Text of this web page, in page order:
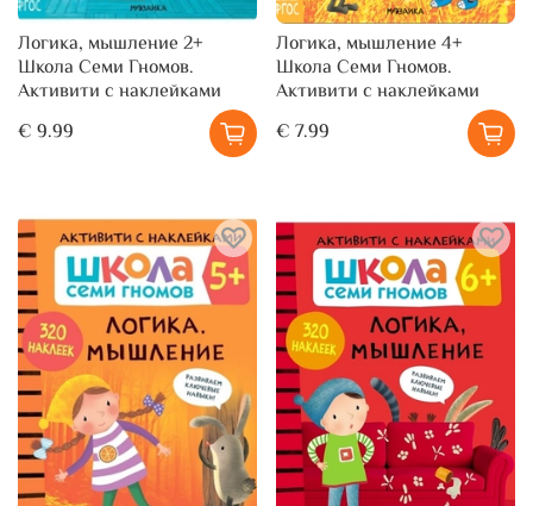
Логика, мышление 2+
Школа Семи Гномов.
Активити с наклейками
€ 9.99
Логика, мышление 4+
Школа Семи Гномов.
Активити с наклейками
€ 7.99